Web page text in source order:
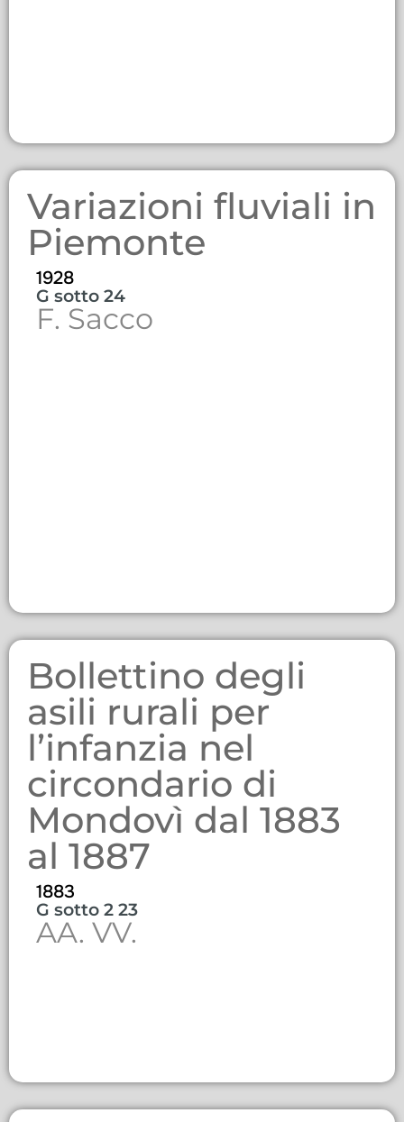
Variazioni fluviali in
Piemonte
1928
G sotto 24
F. Sacco
Bollettino degli
asili rurali per
l’infanzia nel
circondario di
Mondovì dal 1883
al 1887
1883
G sotto 2 23
AA. VV.